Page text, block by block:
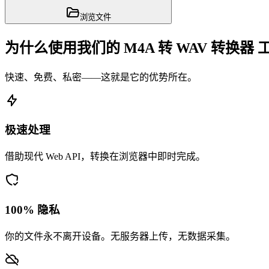
浏览文件
为什么使用我们的 M4A 转 WAV 转换器
快速、免费、私密——这就是它的优势所在。
极速处理
借助现代 Web API，转换在浏览器中即时完成。
100% 隐私
你的文件永不离开设备。无服务器上传，无数据采集。